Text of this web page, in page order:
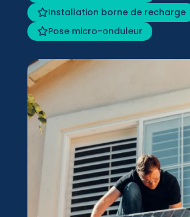
Installation borne de recharge
Pose micro-onduleur